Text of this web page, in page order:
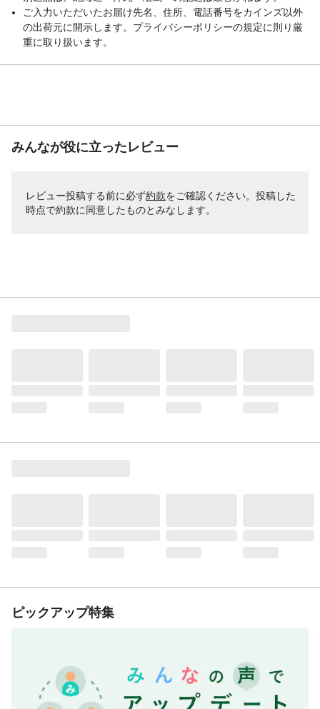
ご入力いただいたお届け先名、住所、電話番号をカインズ以外
の出荷元に開示します。プライバシーポリシーの規定に則り厳
重に取り扱います。
みんなが役に立ったレビュー
レビュー投稿する前に必ず約款をご確認ください。投稿した
時点で約款に同意したものとみなします。
ピックアップ特集